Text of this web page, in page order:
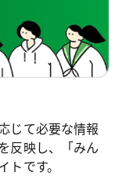
じて必要な情報
反映し、「みん
です。